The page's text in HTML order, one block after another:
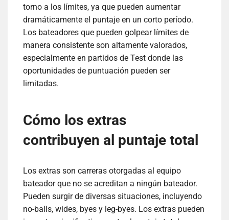
torno a los límites, ya que pueden aumentar
dramáticamente el puntaje en un corto período.
Los bateadores que pueden golpear límites de
manera consistente son altamente valorados,
especialmente en partidos de Test donde las
oportunidades de puntuación pueden ser
limitadas.
Cómo los extras
contribuyen al puntaje total
Los extras son carreras otorgadas al equipo
bateador que no se acreditan a ningún bateador.
Pueden surgir de diversas situaciones, incluyendo
no-balls, wides, byes y leg-byes. Los extras pueden